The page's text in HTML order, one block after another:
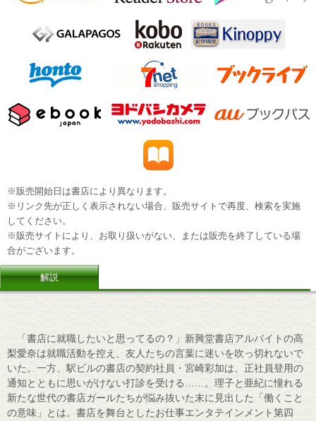
※販売開始日は書店により異なります。
※リンク先が正しく表示されない場合、販売サイトで再度、検索を実施
してください。
※販売サイトにより、お取り扱いがない、または販売を終了している場
合がございます。
解説
「書店に就職したいと思ってるの？」新興堂書店アルバイトの高
梨愛奈は就職活動を控え、友人たちの言葉に迷いを吹っ切れないで
いた。一方、駅ビルの書店の契約社員・宮崎彩加は、正社員登用の
通知とともに思いがけない打診を受ける……。理子と亜紀に憧れる
新たな世代の書店ガールたちが悩み抜いた末に見出した「働くこと
の意味」とは。書店を舞台としたお仕事エンタテインメント第四